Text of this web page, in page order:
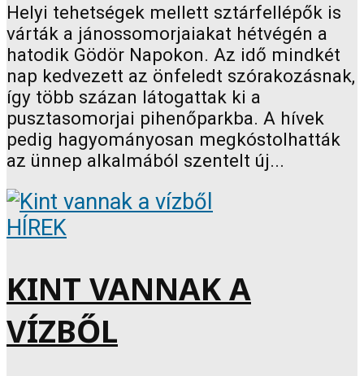
Helyi tehetségek mellett sztárfellépők is
várták a jánossomorjaiakat hétvégén a
hatodik Gödör Napokon. Az idő mindkét
nap kedvezett az önfeledt szórakozásnak,
így több százan látogattak ki a
pusztasomorjai pihenőparkba. A hívek
pedig hagyományosan megkóstolhatták
az ünnep alkalmából szentelt új...
HÍREK
KINT VANNAK A
VÍZBŐL